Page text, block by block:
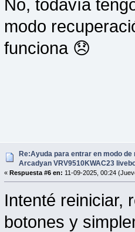
No, todavía
modo
funciona 😞
Re:Ayuda para entrar en modo
Arcadyan VRV9510KWAC23
« Respuesta #6 en: 11-09-2025, 00:24
Intenté reiniciar,
botones y